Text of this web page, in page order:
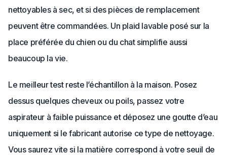
nettoyables à sec, et si des pièces de remplacement
peuvent être commandées. Un plaid lavable posé sur la
place préférée du chien ou du chat simplifie aussi
beaucoup la vie.
Le meilleur test reste l’échantillon à la maison. Posez
dessus quelques cheveux ou poils, passez votre
aspirateur à faible puissance et déposez une goutte d’eau
uniquement si le fabricant autorise ce type de nettoyage.
Vous saurez vite si la matière correspond à votre seuil de